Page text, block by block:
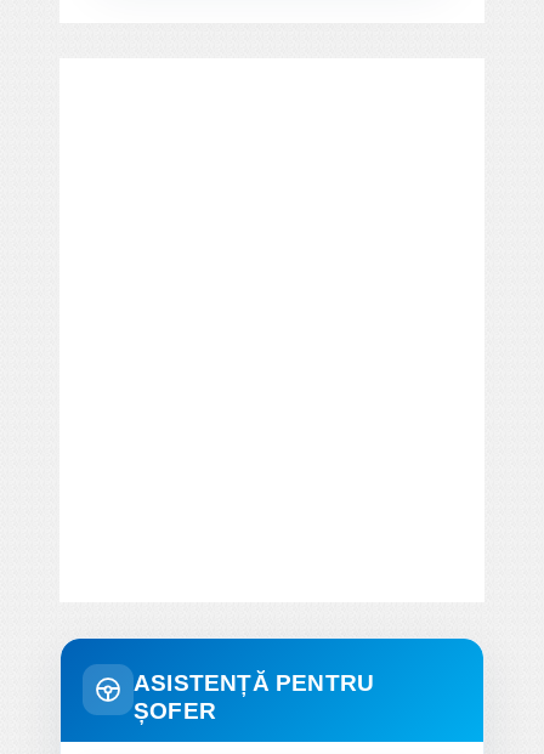
ASISTENȚĂ PENTRU
ȘOFER